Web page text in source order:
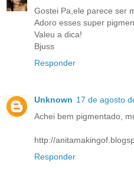
Gostei Pa,ele parece ser
Adoro esses super
Valeu a dica!
Bjuss
Responder
Unknown 17 de agosto
Achei bem pigmentado,
http://
Responder